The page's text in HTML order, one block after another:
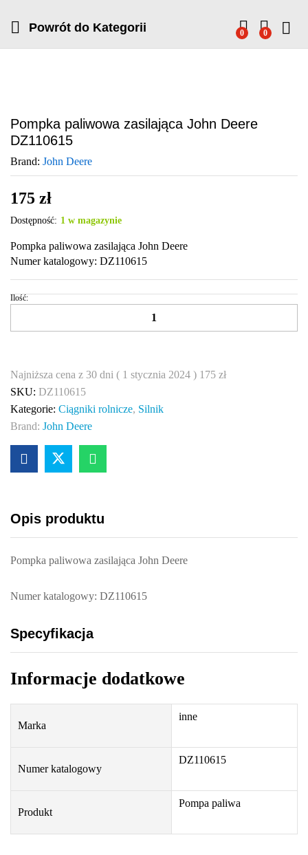
Powrót do Kategorii 0 0
Pompka paliwowa zasilająca John Deere
DZ110615
Brand: John Deere
175 zł
Dostępność: 1 w magazynie
Pompka paliwowa zasilająca John Deere
Numer katalogowy: DZ110615
P
k
a
p
a
w
a
a
i
a
c
r
Ilość:
Najniższa cena z 30 dni ( 1 stycznia 2024 ) 175 zł
SKU: DZ110615
Kategorie: Ciągniki rolnicze, Silnik
Brand: John Deere
Opis produktu
Pompka paliwowa zasilająca John Deere
Numer katalogowy: DZ110615
Specyfikacja
Informacje dodatkowe
Marka
inne
Numer katalogowy
DZ110615
Produkt
Pompa paliwa